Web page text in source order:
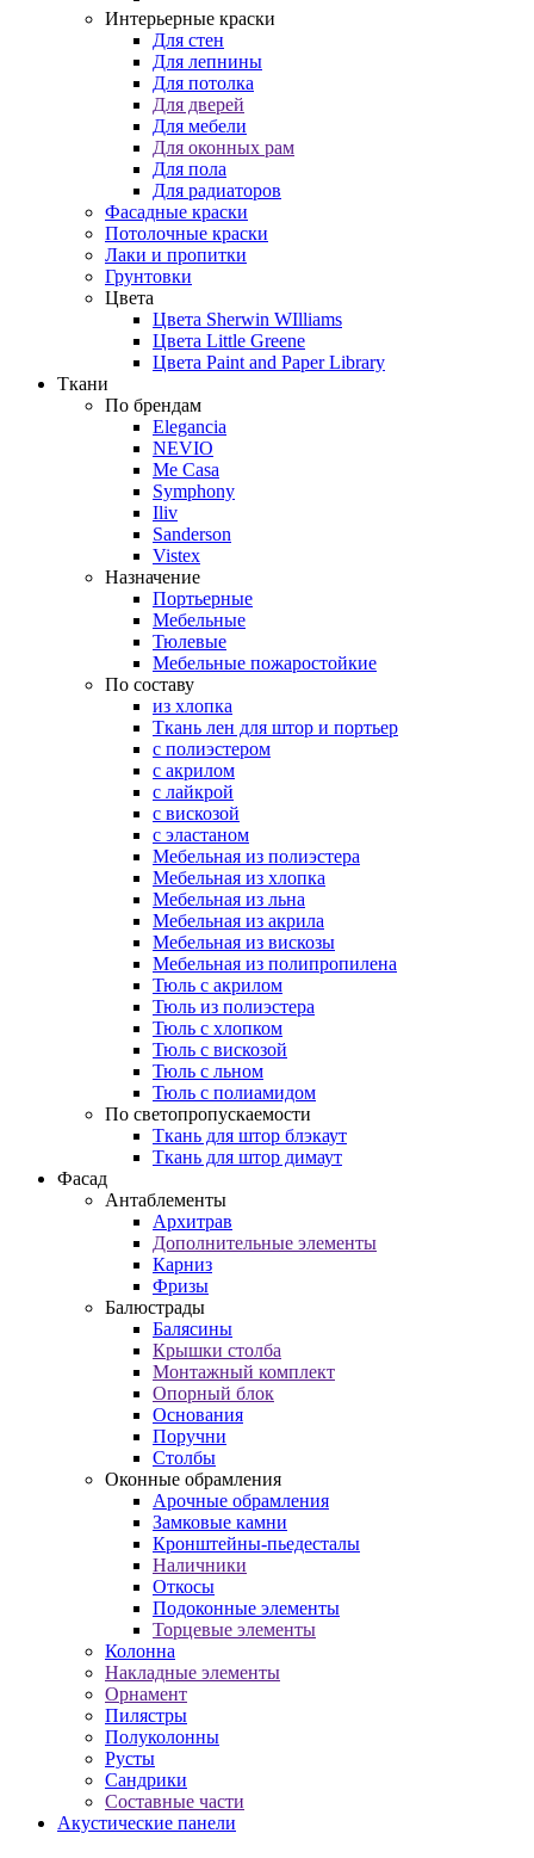
Интерьерные краски
Для стен
Для лепнины
Для потолка
Для дверей
Для мебели
Для оконных рам
Для пола
Для радиаторов
Фасадные краски
Потолочные краски
Лаки и пропитки
Грунтовки
Цвета
Цвета Sherwin WIlliams
Цвета Little Greene
Цвета Paint and Paper Library
Ткани
По брендам
Elegancia
NEVIO
Me Casa
Symphony
Iliv
Sanderson
Vistex
Назначение
Портьерные
Мебельные
Тюлевые
Мебельные пожаростойкие
По составу
из хлопка
Ткань лен для штор и портьер
с полиэстером
с акрилом
с лайкрой
с вискозой
с эластаном
Мебельная из полиэстера
Мебельная из хлопка
Мебельная из льна
Мебельная из акрила
Мебельная из вискозы
Мебельная из полипропилена
Тюль с акрилом
Тюль из полиэстера
Тюль с хлопком
Тюль с вискозой
Тюль с льном
Тюль с полиамидом
По светопропускаемости
Ткань для штор блэкаут
Ткань для штор димаут
Фасад
Антаблементы
Архитрав
Дополнительные элементы
Карниз
Фризы
Балюстрады
Балясины
Крышки столба
Монтажный комплект
Опорный блок
Основания
Поручни
Столбы
Оконные обрамления
Арочные обрамления
Замковые камни
Кронштейны-пьедесталы
Наличники
Откосы
Подоконные элементы
Торцевые элементы
Колонна
Накладные элементы
Орнамент
Пилястры
Полуколонны
Русты
Сандрики
Составные части
Акустические панели